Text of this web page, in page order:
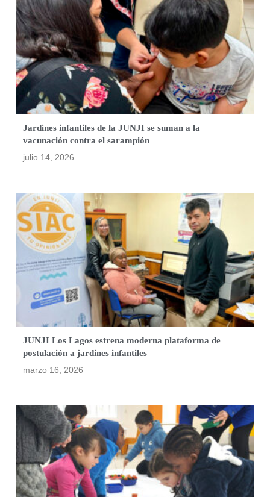
Jardines infantiles de la JUNJI se suman a la
vacunación contra el sarampión
julio 14, 2026
JUNJI Los Lagos estrena moderna plataforma de
postulación a jardines infantiles
marzo 16, 2026